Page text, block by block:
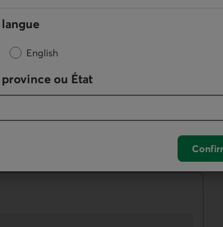
English
ou État
en respectant les critères indiqués, puis